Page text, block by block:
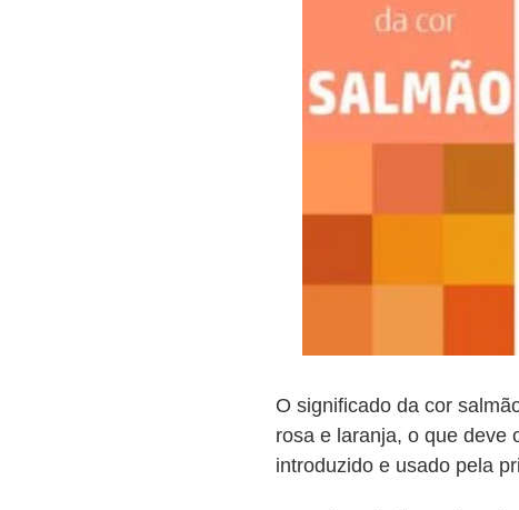
O significado da cor
rosa e laranja, o que deve
introduzido e usado pela